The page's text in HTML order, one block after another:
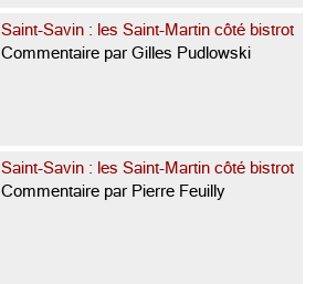
Saint-Savin : les Saint-Martin côté bistrot
Commentaire par Gilles Pudlowski
Saint-Savin : les Saint-Martin côté bistrot
Commentaire par Pierre Feuilly